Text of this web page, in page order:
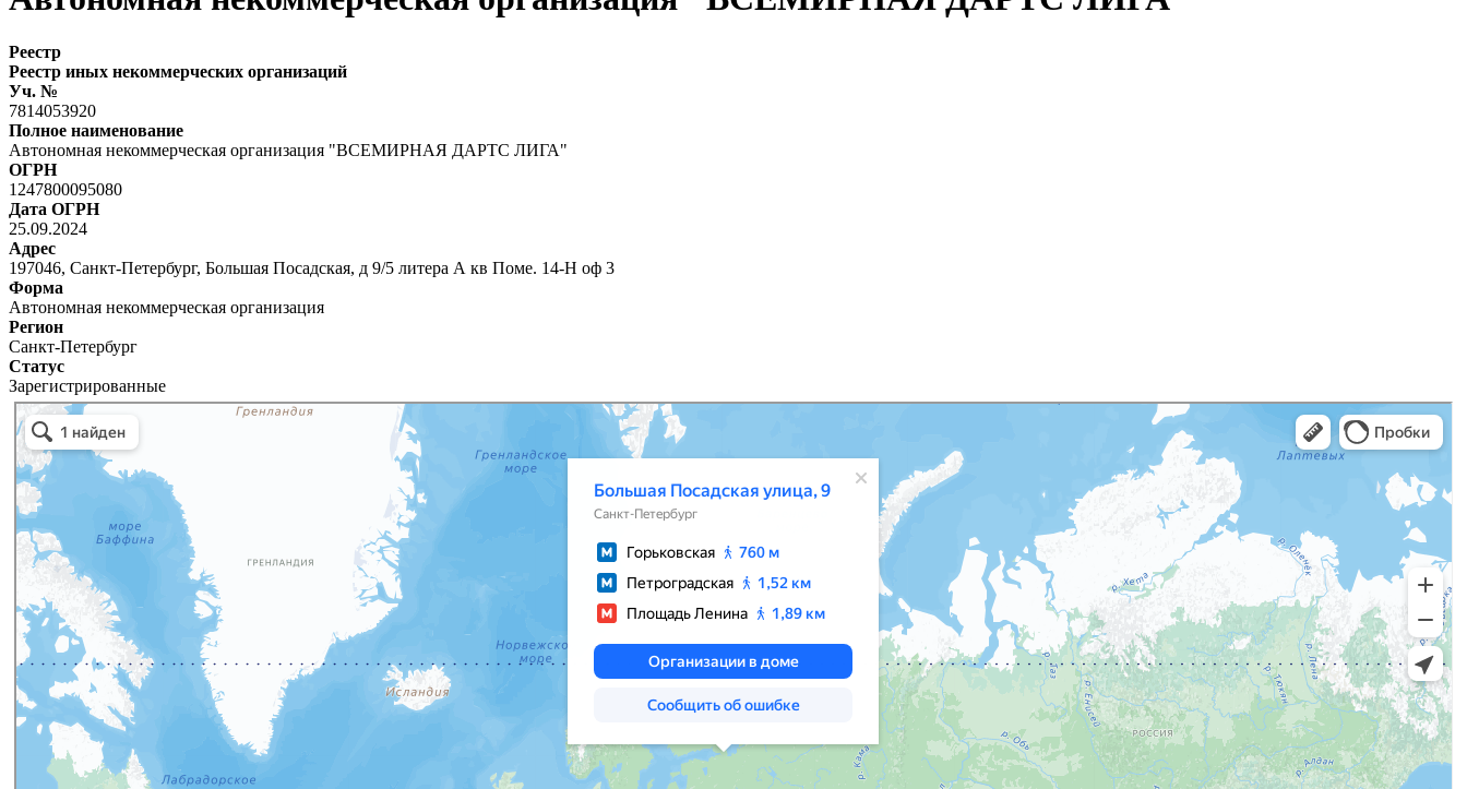
Реестр
Реестр иных некоммерческих организаций
Уч. №
7814053920
Полное наименование
Автономная некоммерческая организация "ВСЕМИРНАЯ ДАРТС ЛИГА"
ОГРН
1247800095080
Дата ОГРН
25.09.2024
Адрес
197046, Санкт-Петербург, Большая Посадская, д 9/5 литера А кв Поме. 14-Н оф 3
Форма
Автономная некоммерческая организация
Регион
Санкт-Петербург
Статус
Зарегистрированные